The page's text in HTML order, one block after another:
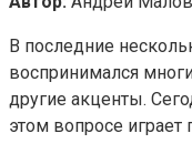
В последние
воспринимался
другие акценты.
этом вопросе играет